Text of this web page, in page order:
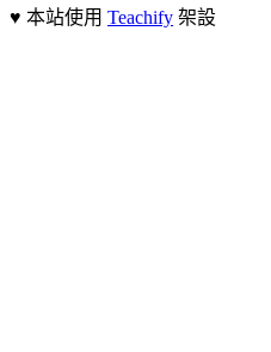
♥ 本站使用 Teachify 架設